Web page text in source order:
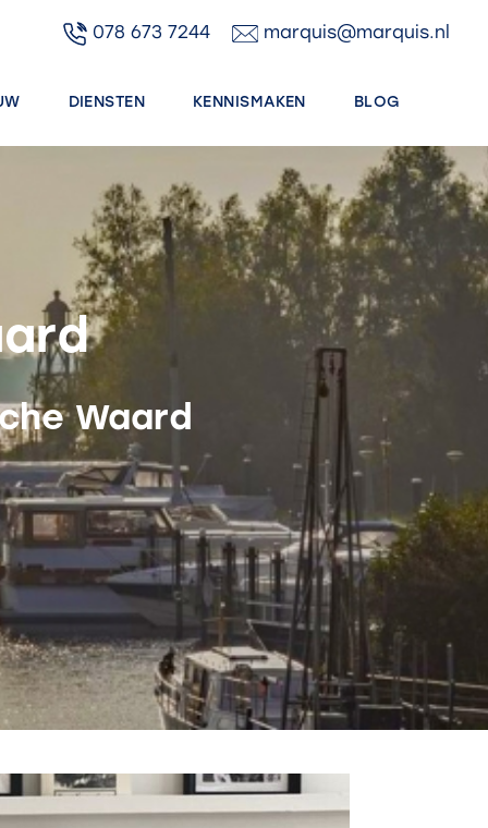
marquis@marquis.nl
078 673 7244
DIENSTEN KENNISMAKEN
BLOG
Waard